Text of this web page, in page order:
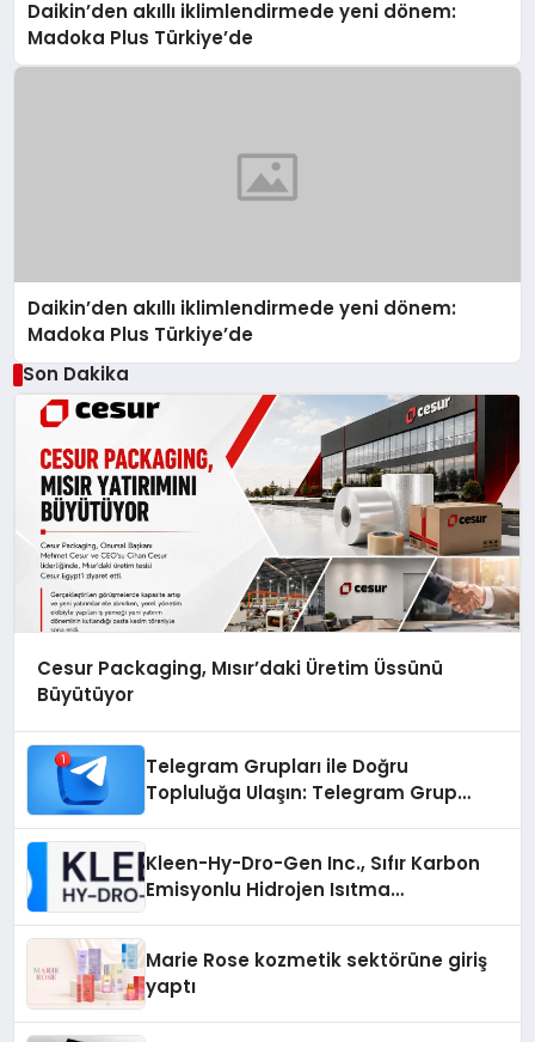
Daikin’den akıllı iklimlendirmede yeni dönem:
Madoka Plus Türkiye’de
Daikin’den akıllı iklimlendirmede yeni dönem:
Madoka Plus Türkiye’de
Son Dakika
Cesur Packaging, Mısır’daki Üretim Üssünü
Büyütüyor
Telegram Grupları ile Doğru
Topluluğa Ulaşın: Telegram Grup
Kleen-Hy-Dro-Gen Inc., Sıfır Karbon
Emisyonlu Hidrojen Isıtma
Marie Rose kozmetik sektörüne giriş
yaptı